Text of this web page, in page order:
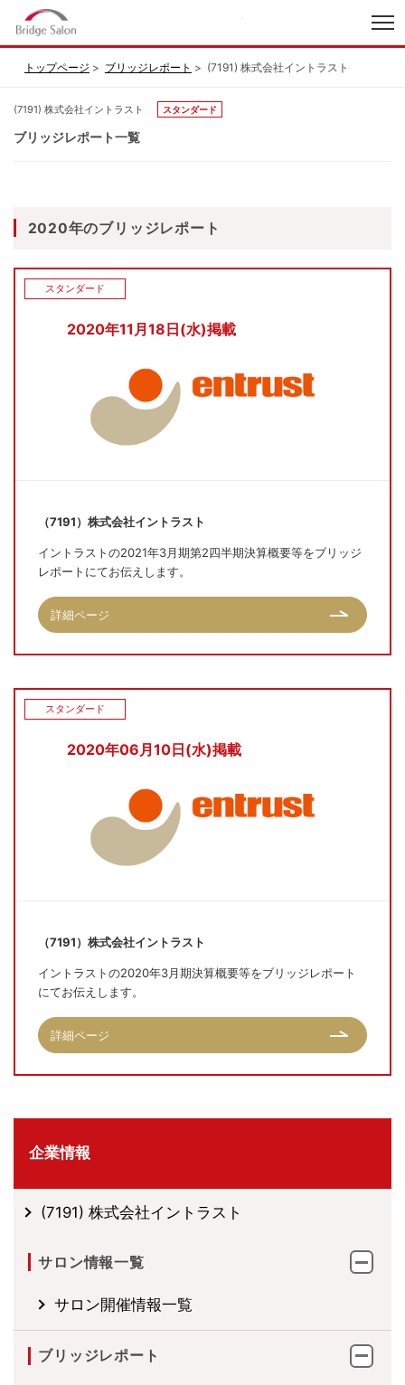
トップページ ブリッジレポート (7191) 株式会社イントラスト
(7191) 株式会社イントラスト スタンダード
ブリッジレポート一覧
2020年のブリッジレポート
2020年11月18日(水)掲載
スタンダード
（7191）株式会社イントラスト
イントラストの2021年3月期第2四半期決算概要等をブリッジ
レポートにてお伝えします。
詳細ページ
2020年06月10日(水)掲載
スタンダード
（7191）株式会社イントラスト
イントラストの2020年3月期決算概要等をブリッジレポート
にてお伝えします。
詳細ページ
企業情報
(7191) 株式会社イントラスト
サロン情報一覧
サロン開催情報一覧
ブリッジレポート